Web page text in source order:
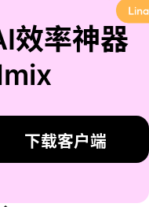
效率神器
下载客户端